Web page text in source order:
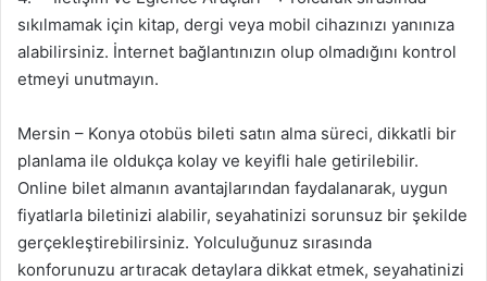
sıkılmamak için kitap, dergi veya mobil cihazınızı yanınıza
alabilirsiniz. İnternet bağlantınızın olup olmadığını kontrol
etmeyi unutmayın.
Mersin – Konya otobüs bileti satın alma süreci, dikkatli bir
planlama ile oldukça kolay ve keyifli hale getirilebilir.
Online bilet almanın avantajlarından faydalanarak, uygun
fiyatlarla biletinizi alabilir, seyahatinizi sorunsuz bir şekilde
gerçekleştirebilirsiniz. Yolculuğunuz sırasında
konforunuzu artıracak detaylara dikkat etmek, seyahatinizi